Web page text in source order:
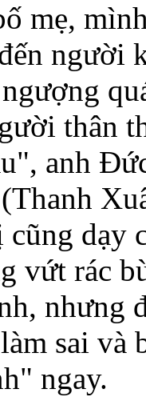
mẹ,
người
thân
anh
dạy
vứt rác
nhưng
sai và
ngay.